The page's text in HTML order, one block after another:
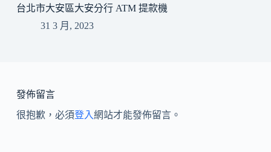
台北市大安區大安分行 ATM 提款機
31 3 月, 2023
發佈留言
很抱歉，必須登入網站才能發佈留言。